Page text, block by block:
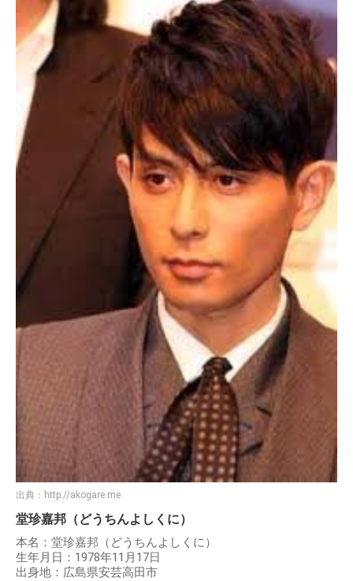
出典： http://akogare.me
堂珍嘉邦（どうちんよしくに）
本名：堂珍嘉邦（どうちんよしくに）
生年月日：1978年11月17日
出身地：広島県安芸高田市